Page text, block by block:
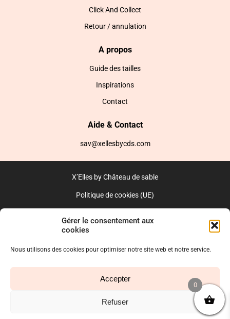
Gérer le consentement aux
cookies
Nous utilisons des cookies pour optimiser notre site web et notre service.
Accepter
Refuser
Click And Collect
Retour / annulation
A propos
Guide des tailles
Inspirations
Contact
Aide & Contact
sav@xellesbycds.com
X’Elles by Château de sable
Politique de cookies (UE)
Réalisé par l’agence web :
0